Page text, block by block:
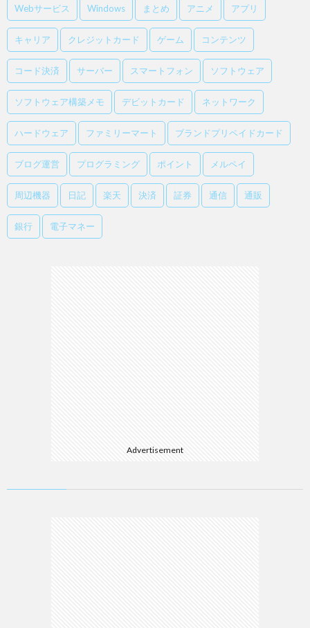
Webサービス Windows まとめ アニメ アプリ
キャリア クレジットカード ゲーム コンテンツ
コード決済 サーバー スマートフォン ソフトウェア
ソフトウェア構築メモ デビットカード ネットワーク
ハードウェア ファミリーマート ブランドプリペイドカード
ブログ運営 プログラミング ポイント メルペイ
周辺機器 日記 楽天 決済 証券 通信 通販
銀行 電子マネー
Advertisement